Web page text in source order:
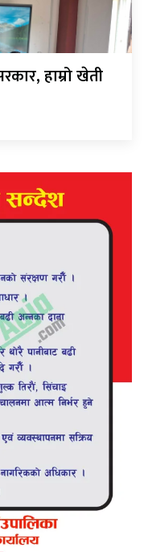
हाम्रो खेती